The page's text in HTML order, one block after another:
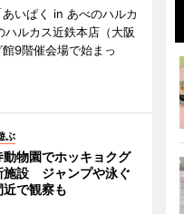
いぱく in あべのハルカ
ハルカス近鉄本店（大阪
9階催会場で始まっ
ぶ
動物園でホッキョクグ
施設 ジャンプや泳ぐ
近で観察も